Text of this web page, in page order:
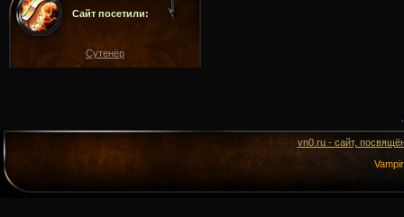
Сайт посетили:
Сутенёр
vn0.ru - сайт,